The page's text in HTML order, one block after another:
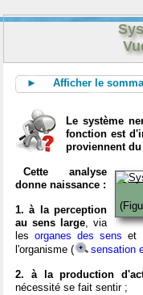
► Afficher le
Le système
fonction est
proviennent
Cette analyse
donne naissance :
1. à la perception
au sens large, via
lesorganes des sens et
l'organisme (
sensation
2. à la production
nécessité se fait sentir ;